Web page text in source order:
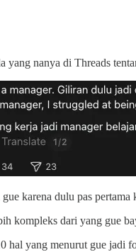
yang nanya di Threads
karena dulu pas
kompleks dari yang gue
hal yang menurut gue jadi